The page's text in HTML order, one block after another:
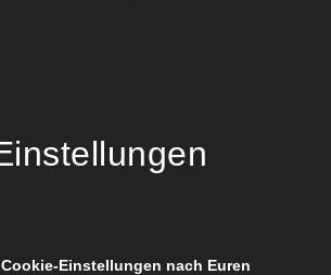
Einstellungen nach Euren